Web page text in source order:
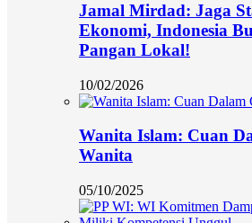
Jamal Mirdad: Jaga
Ekonomi, Indonesia
Pangan Lokal!
10/02/2026
Wanita Islam: Cuan
Wanita
05/10/2025